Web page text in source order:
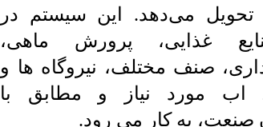
می‌دهد. این سیستم در
غذایی، پرورش ماهی،
صنف مختلف، نیروگاه ها و
اب مورد نیاز و مطابق با
صنعت، به کار می رود.